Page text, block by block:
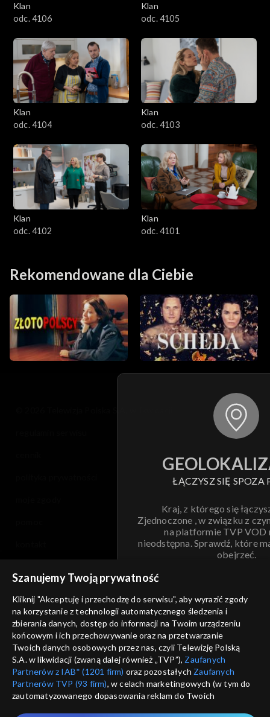
Klan
odc. 4106
Klan
odc. 4105
Klan
odc. 4104
Klan
odc. 4103
Klan
odc. 4102
Klan
odc. 4101
Rekomendowane dla Ciebie
ŁĄCZYSZ SIĘ SPOZA
Kraj, z którego się
Zjednoczone , w związku z
na platformie TVP VOD
nieodstępna. Sprawdź, które
obejrzeć.
ANULUJ
informacje o dostawcy usług
Szanujemy Twoją prywatność
Kliknij "Akceptuję i przechodzę do serwisu", aby wyrazić zgody
na korzystanie z technologii automatycznego śledzenia i
zbierania danych, dostęp do informacji na Twoim urządzeniu
końcowym i ich przechowywanie oraz na przetwarzanie
Twoich danych osobowych przez nas, czyli Telewizję Polską
S.A. w likwidacji (zwaną dalej również „TVP”), Zaufanych
Partnerów z IAB* (1201 firm) oraz pozostałych Zaufanych
Partnerów TVP (93 firm), w celach marketingowych (w tym do
zautomatyzowanego dopasowania reklam do Twoich